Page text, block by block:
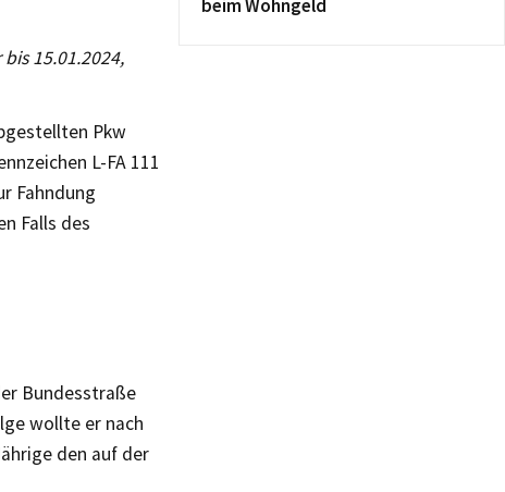
15.01.2024,
Pkw
L-FA 111
Fahndung
Falls des
Bundesstraße
wollte er nach
den auf der
beim Wohngeld